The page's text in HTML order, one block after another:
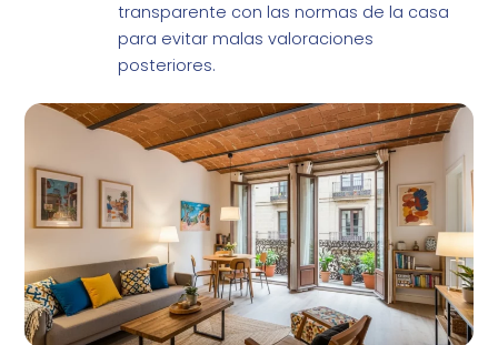
transparente con las normas de la casa
para evitar malas valoraciones
posteriores.